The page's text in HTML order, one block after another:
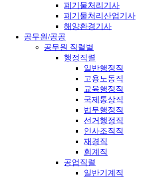
폐기물처리기사
폐기물처리산업기사
해양환경기사
공무원/공공
공무원 직렬별
행정직렬
일반행정직
고용노동직
교육행정직
국제통상직
법무행정직
선거행정직
인사조직직
재경직
회계직
공업직렬
일반기계직